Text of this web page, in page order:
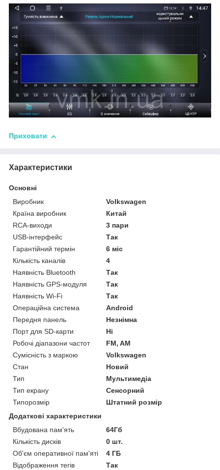
Приховати
Характеристики
Основні
Виробник
Volkswagen
Країна виробник
Китай
RCA-виходи
3 пари
USB-інтерфейс
Так
Гарантійний термін
6 міс
Кількість каналів
4
Наявність Bluetooth
Так
Наявність GPS-модуля
Так
Наявність Wi-Fi
Так
Операційна система
Android
Передня панель
Незнімна
Порт для SD-карти
Ні
Робочі діапазони частот
FM, AM
Сумісність з маркою
Volkswagen
Стан
Новий
Тип
Мультимедіа
Тип екрану
Сенсорний
Типорозмір
Штатний розмір
Додаткові характеристики
Вбудована пам'ять
64Гб
Кількість дисків
0 шт.
Об'єм оперативної пам'яті
4 ГБ
Відображення тегів
Так